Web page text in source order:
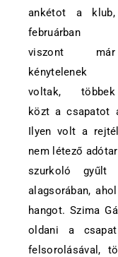
ankétot a klub,
februárban
viszont már
kénytelenek
voltak, többek
közt a csapatot
Ilyen volt a
nem létező
szurkoló gyűlt
alagsorában,
hangot. Szima
oldani a
felsorolásával,